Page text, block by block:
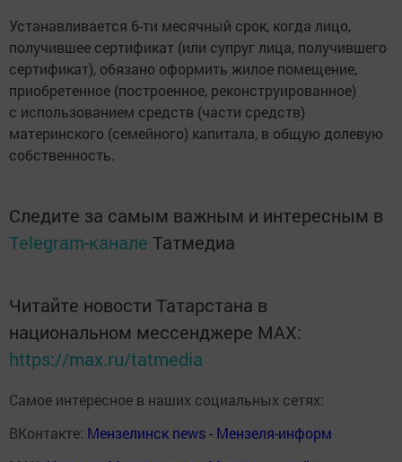
Устанавливается 6-ти месячный срок, когда лицо,
получившее сертификат (или супруг лица, получившего
сертификат), обязано оформить жилое помещение,
приобретенное (построенное, реконструированное)
с использованием средств (части средств)
материнского (семейного) капитала, в общую долевую
собственность.
Следите за самым важным и интересным в
Telegram-канале Татмедиа
Читайте новости Татарстана в
национальном мессенджере MАХ:
https://max.ru/tatmedia
Самое интересное в наших социальных сетях:
ВКонтакте: Мензелинск news - Мензеля-информ